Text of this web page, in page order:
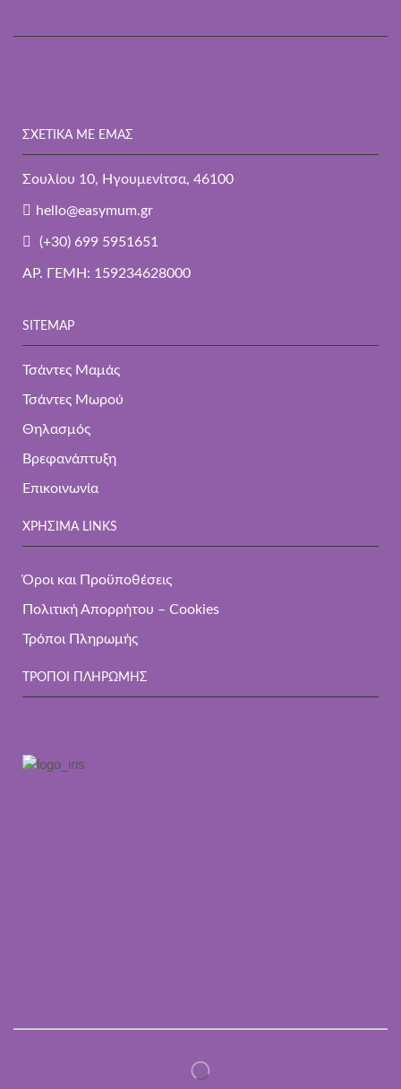
ΣΧΕΤΙΚΑ ΜΕ ΕΜΆΣ
Σουλίου 10, Ηγουμενίτσα, 46100
hello@easymum.gr
(+30) 699 5951651
ΑΡ. ΓΕΜΗ: 159234628000
SITEMAP
Τσάντες Μαμάς
Τσάντες Μωρού
Θηλασμός
Βρεφανάπτυξη
Επικοινωνία
ΧΡΉΣΙΜΑ LINKS
Όροι και Προϋποθέσεις
Πολιτική Απορρήτου – Cookies
Τρόποι Πληρωμής
ΤΡΌΠΟΙ ΠΛΗΡΩΜΉΣ